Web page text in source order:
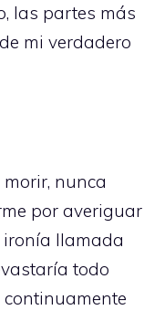
las partes más
mi verdadero
nunca
por averiguar
ironía llamada
todo